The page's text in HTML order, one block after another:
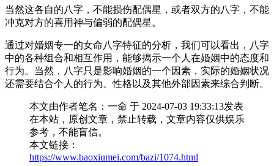
当然这各自的八字，不能损伤配偶星，或者双方的八字，不能
冲克对方的喜用神与偏弱的配偶星。
通过对婚姻专一的女命八字特征的分析，我们可以看出，八字
中的各种组合和相互作用，能够揭示一个人在婚姻中的态度和
行为。当然，八字只是影响婚姻的一个因素，实际的婚姻状况
还需要结合个人的行为、性格以及其他外部因素来综合判断。
本文由作者笔名：一命 于 2024-07-03 19:33:13发表
在本站，原创文章，禁止转载，文章内容仅供娱乐
参考，不能盲信。
本文链接：
https://www.baoxiumei.com/bazi/1074.html